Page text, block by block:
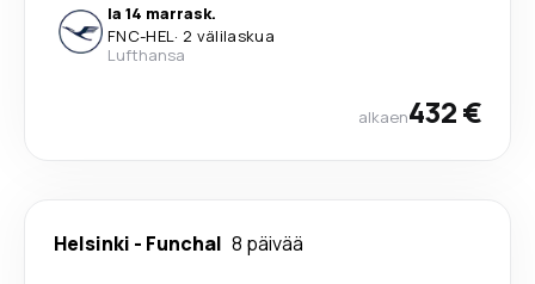
la 14 marrask.
FNC-HEL· 2 välilaskua
Lufthansa
alkaen432 €
Helsinki - Funchal 8 päivää